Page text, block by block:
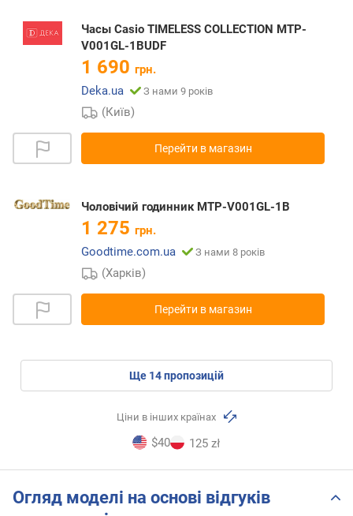
Часы Casio TIMELESS COLLECTION MTP-
V001GL-1BUDF
1 690 грн.
Deka.ua
З нами 9 років
(Київ)
Перейти в магазин
Чоловічий годинник MTP-V001GL-1B
1 275 грн.
Goodtime.com.ua
З нами 8 років
(Харків)
Перейти в магазин
ще 14пропозицій
Ціни в інших країнах
$40 125 zł
Огляд моделі на основі відгуків